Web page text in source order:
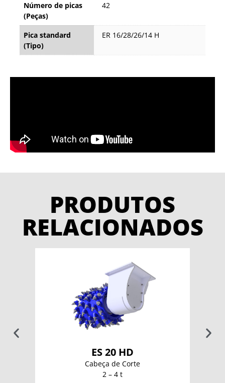
Número de picas
(Peças)
42
Pica standard
(Tipo)
ER 16/28/26/14 H
PRODUTOS
RELACIONADOS
ES 20 HD
Cabeça de Corte
2 – 4 t